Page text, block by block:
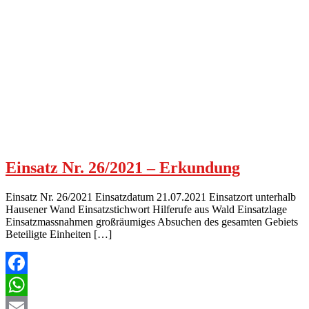
Einsatz Nr. 26/2021 – Erkundung
Einsatz Nr. 26/2021 Einsatzdatum 21.07.2021 Einsatzort unterhalb
Hausener Wand Einsatzstichwort Hilferufe aus Wald Einsatzlage
Einsatzmassnahmen großräumiges Absuchen des gesamten Gebiets
Beteiligte Einheiten […]
Facebook
WhatsApp